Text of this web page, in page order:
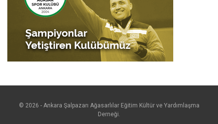
© 2026 - Ankara Şalpazarı Ağasarlılar Eğitim Kültür ve Yardımlaşma
Derneği.